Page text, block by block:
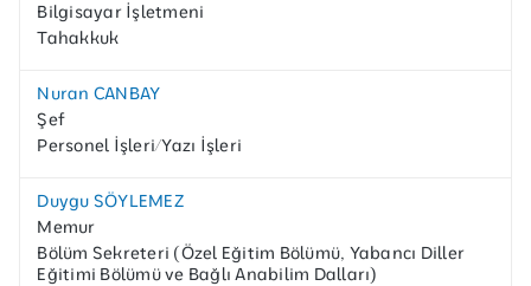
Bilgisayar İşletmeni
Tahakkuk
Nuran CANBAY
Şef
Personel İşleri/Yazı İşleri
Duygu SÖYLEMEZ
Memur
Bölüm Sekreteri (Özel Eğitim Bölümü, Yabancı Diller
Eğitimi Bölümü ve Bağlı Anabilim Dalları)